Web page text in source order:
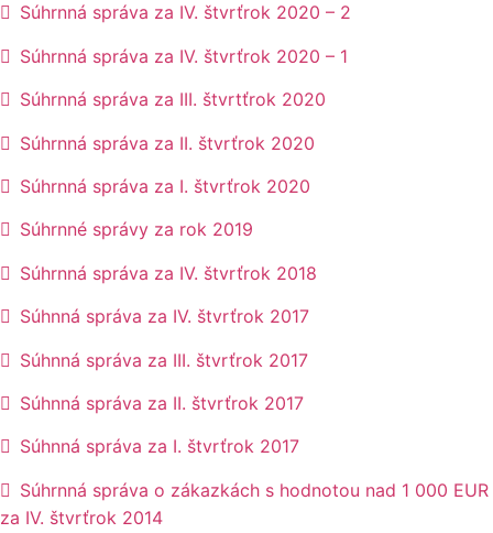
Súhrnná správa za IV. štvrťrok 2020 – 2
Súhrnná správa za IV. štvrťrok 2020 – 1
Súhrnná správa za III. štvrtťrok 2020
Súhrnná správa za II. štvrťrok 2020
Súhrnná správa za I. štvrťrok 2020
Súhrnné správy za rok 2019
Súhrnná správa za IV. štvrťrok 2018
Súhnná správa za IV. štvrťrok 2017
Súhnná správa za III. štvrťrok 2017
Súhnná správa za II. štvrťrok 2017
Súhnná správa za I. štvrťrok 2017
Súhrnná správa o zákazkách s hodnotou nad 1 000 EUR
za IV. štvrťrok 2014